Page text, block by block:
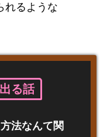
れるような
る話
法なんて関